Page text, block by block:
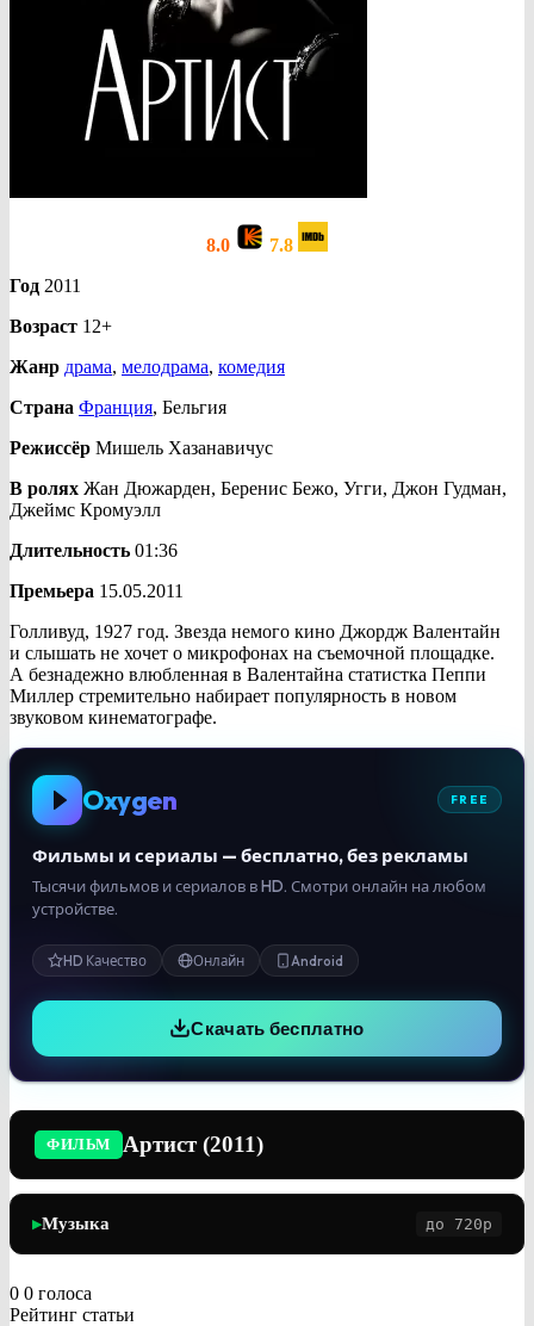
8.0
7.8
Год 2011
Возраст 12+
Жанр драма, мелодрама, комедия
Страна Франция, Бельгия
Режиссёр Мишель Хазанавичус
В ролях Жан Дюжарден, Беренис Бежо, Угги, Джон Гудман,
Джеймс Кромуэлл
Длительность 01:36
Премьера 15.05.2011
Голливуд, 1927 год. Звезда немого кино Джордж Валентайн
и слышать не хочет о микрофонах на съемочной площадке.
А безнадежно влюбленная в Валентайна статистка Пеппи
Миллер стремительно набирает популярность в новом
звуковом кинематографе.
Oxygen FREE
Фильмы и сериалы — бесплатно, без рекламы
Тысячи фильмов и сериалов в HD. Смотри онлайн на любом
устройстве.
HD Качество Онлайн Android
Скачать бесплатно
ФИЛЬМ Артист (2011)
▶Музыка до 720p
0 0 голоса
Рейтинг статьи